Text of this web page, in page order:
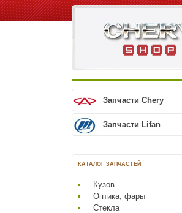
Запчасти Chery
Запчасти Lifan
КАТАЛОГ ЗАПЧАСТЕЙ
Кузов
Оптика, фары
Стекла